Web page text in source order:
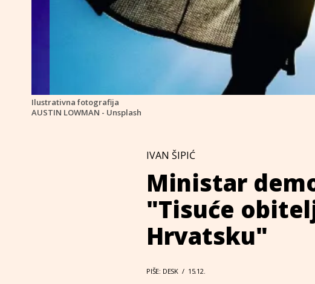
Ilustrativna fotografija
AUSTIN LOWMAN - Unsplash
IVAN ŠIPIĆ
Ministar
"Tisuće
Hrvatsku"
PIŠE: DESK / 15.12.